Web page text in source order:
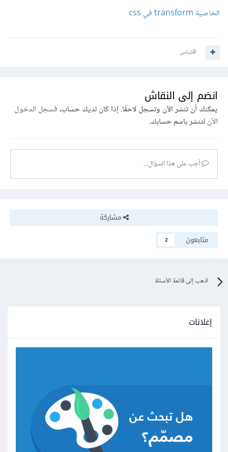
الخاصية transform في css
اقتباس
انضم إلى النقاش
يمكنك أن تنشر الآن وتسجل لاحقًا. إذا كان لديك حساب،فسجل الدخول
الآنلتنشر باسم حسابك.
أجب على هذا السؤال...
مشاركة
متابعون
2
اذهب إلى قائمة الأسئلة
إعلانات